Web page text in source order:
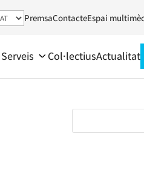
PremsaContacteEspai
Serveis Col·lectiusActualitat